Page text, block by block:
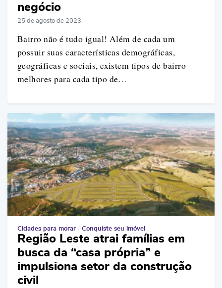
negócio
25 de agosto de 2023
Bairro não é tudo igual! Além de cada um
possuir suas características demográficas,
geográficas e sociais, existem tipos de bairro
melhores para cada tipo de…
Cidades para morar Conquiste seu imóvel
Região Leste atrai famílias em
busca da “casa própria” e
impulsiona setor da construção
civil